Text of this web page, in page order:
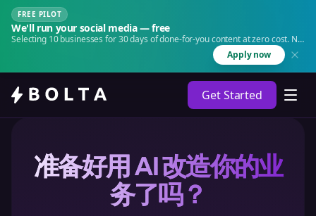
FREE PILOT
We'll run your social media — free
Selecting 10 businesses for 30 days of done-for-you content at zero cost. No
Apply now
Get Started
准备好用 AI 改造你的业
务了吗？